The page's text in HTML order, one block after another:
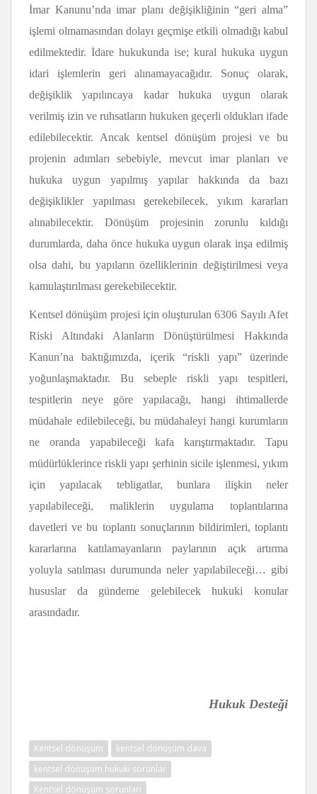
İmar Kanunu’nda imar planı değişikliğinin “geri alma”
işlemi olmamasından dolayı geçmişe etkili olmadığı kabul
edilmektedir. İdare hukukunda ise; kural hukuka uygun
idari işlemlerin geri alınamayacağıdır. Sonuç olarak,
değişiklik yapılıncaya kadar hukuka uygun olarak
verilmiş izin ve ruhsatların hukuken geçerli oldukları ifade
edilebilecektir. Ancak kentsel dönüşüm projesi ve bu
projenin adımları sebebiyle, mevcut imar planları ve
hukuka uygun yapılmış yapılar hakkında da bazı
değişiklikler yapılması gerekebilecek, yıkım kararları
alınabilecektir. Dönüşüm projesinin zorunlu kıldığı
durumlarda, daha önce hukuka uygun olarak inşa edilmiş
olsa dahi, bu yapıların özelliklerinin değiştirilmesi veya
kamulaştırılması gerekebilecektir.
Kentsel dönüşüm projesi için oluşturulan 6306 Sayılı Afet
Riski Altındaki Alanların Dönüştürülmesi Hakkında
Kanun’na baktığımızda, içerik “riskli yapı” üzerinde
yoğunlaşmaktadır. Bu sebeple riskli yapı tespitleri,
tespitlerin neye göre yapılacağı, hangi ihtimallerde
müdahale edilebileceği, bu müdahaleyi hangi kurumların
ne oranda yapabileceği kafa karıştırmaktadır. Tapu
müdürlüklerince riskli yapı şerhinin sicile işlenmesi, yıkım
için yapılacak tebligatlar, bunlara ilişkin neler
yapılabileceği, maliklerin uygulama toplantılarına
davetleri ve bu toplantı sonuçlarının bildirimleri, toplantı
kararlarına katılamayanların paylarının açık artırma
yoluyla satılması durumunda neler yapılabileceği… gibi
hususlar da gündeme gelebilecek hukuki konular
arasındadır.
Hukuk Desteği
Kentsel dönüşüm
kentsel dönüşüm dava
kentsel dönüşüm hukuki sorunlar
Kentsel dönüşüm sorunları